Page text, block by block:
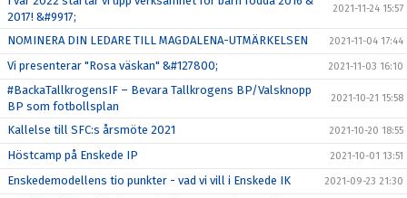
2017! &#9917;
2021-11-24 15:57
NOMINERA DIN LEDARE TILL MAGDALENA-UTMÄRKELSEN 2021-11-04 17:44
Vi presenterar "Rosa väskan" &#127800; 2021-11-03 16:10
#BackaTallkrogensIF – Bevara Tallkrogens BP/Valsknopp
BP som fotbollsplan
2021-10-21 15:58
Kallelse till SFC:s årsmöte 2021 2021-10-20 18:55
Höstcamp på Enskede IP 2021-10-01 13:51
Enskedemodellens tio punkter - vad vi vill i Enskede IK 2021-09-23 21:30